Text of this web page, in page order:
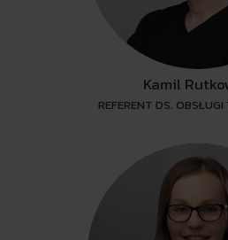
Kamil
REFERENT DS. OBSŁUGI